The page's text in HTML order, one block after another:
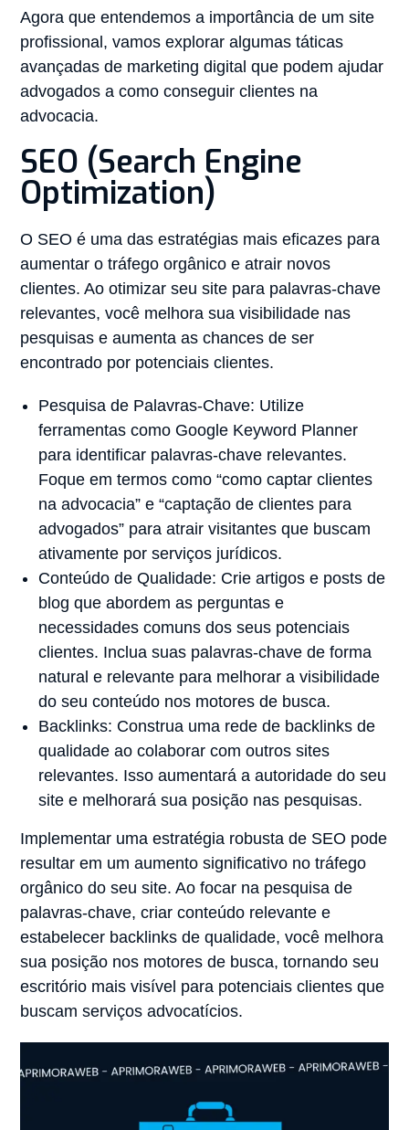
Agora que entendemos a importância de um site
profissional, vamos explorar algumas táticas
avançadas de marketing digital que podem ajudar
advogados a como conseguir clientes na
advocacia.
SEO (Search Engine
Optimization)
O SEO é uma das estratégias mais eficazes para
aumentar o tráfego orgânico e atrair novos
clientes. Ao otimizar seu site para palavras-chave
relevantes, você melhora sua visibilidade nas
pesquisas e aumenta as chances de ser
encontrado por potenciais clientes.
Pesquisa de Palavras-Chave: Utilize
ferramentas como Google Keyword Planner
para identificar palavras-chave relevantes.
Foque em termos como “como captar clientes
na advocacia” e “captação de clientes para
advogados” para atrair visitantes que buscam
ativamente por serviços jurídicos.
Conteúdo de Qualidade: Crie artigos e posts de
blog que abordem as perguntas e
necessidades comuns dos seus potenciais
clientes. Inclua suas palavras-chave de forma
natural e relevante para melhorar a visibilidade
do seu conteúdo nos motores de busca.
Backlinks: Construa uma rede de backlinks de
qualidade ao colaborar com outros sites
relevantes. Isso aumentará a autoridade do seu
site e melhorará sua posição nas pesquisas.
Implementar uma estratégia robusta de SEO pode
resultar em um aumento significativo no tráfego
orgânico do seu site. Ao focar na pesquisa de
palavras-chave, criar conteúdo relevante e
estabelecer backlinks de qualidade, você melhora
sua posição nos motores de busca, tornando seu
escritório mais visível para potenciais clientes que
buscam serviços advocatícios.